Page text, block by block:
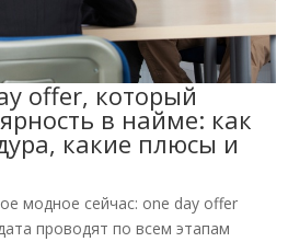
offer, который
в найме: как
какие плюсы и
модное сейчас: one day offer
проводят по всем этапам